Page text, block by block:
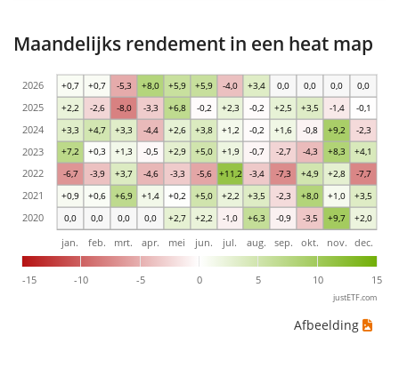
Maandelijks rendement in een heat map
0,0 0,0 0,0 0,0 +2,7 +2,2 -1,0 +6,3 -0,9 -3,5 +9,7 +2,0
+0,9 +0,6 +6,9 +1,4 +0,2 +5,0 +2,2 +3,5 -2,3 +8,0 +1,0 +3,5
-6,7 -3,9 +3,7 -4,6 -3,3 -5,6 +11,2 -3,4 -7,3 +4,9 +2,8 -7,7
+7,2 +0,3 +1,3 -0,5 +2,9 +5,0 +1,9 -0,7 -2,7 -4,3 +8,3 +4,1
+3,3 +4,7 +3,3 -4,4 +2,6 +3,8 +1,2 -0,2 +1,6 -0,8 +9,2 -2,3
+2,2 -2,6 -8,0 -3,3 +6,8 -0,2 +2,3 -0,2 +2,5 +3,5 -1,4 -0,1
+0,7 +0,7 -5,3 +8,0 +5,9 +5,9 -4,0 +3,4 0,0 0,0 0,0 0,0
-15 -10 -5 0 5 10 15
jan. feb. mrt. apr. mei jun. jul. aug. sep. okt. nov. dec.
2020
2021
2022
2023
2024
2025
2026
justETF.com
Afbeelding